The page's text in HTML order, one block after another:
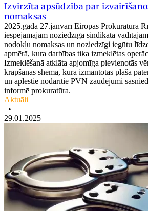
Izvirzīta apsūdzība par
nomaksas
2025.gada 27.janvārī Eiropas Prokuratūra
iespējamajam noziedzīga sindikāta
nodokļu nomaksas un noziedzīgi iegūtu
apmērā, kura darbības tika izmeklētas
Izmeklēšanā atklāta apjomīga pievienotās
krāpšanas shēma, kurā izmantotas plaša
un aplēstie nodarītie PVN zaudējumi
informē prokuratūra.
Aktuāli
•
29.01.2025